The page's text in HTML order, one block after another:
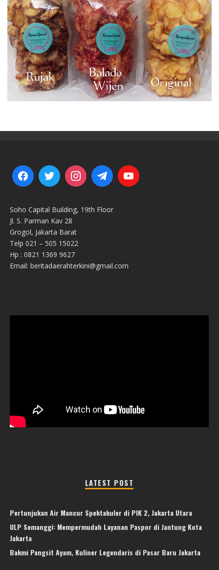
Soho Capital Building, 19th Floor
Jl. S. Parman Kav 28
Grogol, Jakarta Barat
Telp 021 – 505 15022
Hp : 0821 1369 9627
Email: beritadaerahterkini@gmail.com
LATEST POST
Pertunjukan Air Mancur Spektakuler di PIK 2, Jakarta Utara
ULP Semanggi: Mempermudah Layanan Paspor di Jantung Kota
Jakarta
Bakmi Pangsit Ayam, Kuliner Legendaris di Pasar Baru Jakarta